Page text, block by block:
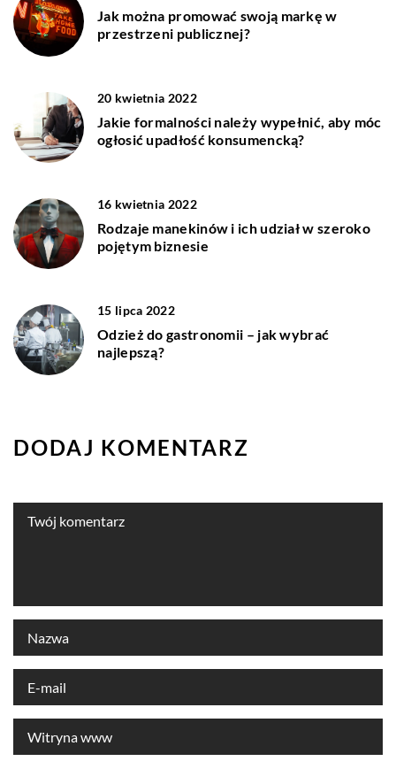
Jak można promować swoją markę w
przestrzeni publicznej?
20 kwietnia 2022
Jakie formalności należy wypełnić, aby móc
ogłosić upadłość konsumencką?
16 kwietnia 2022
Rodzaje manekinów i ich udział w szeroko
pojętym biznesie
15 lipca 2022
Odzież do gastronomii – jak wybrać
najlepszą?
DODAJ KOMENTARZ